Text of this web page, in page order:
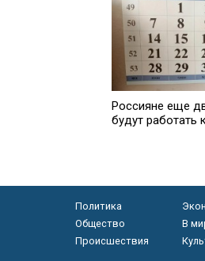
Россияне еще
будут работать
Политика
Общество
В
Происшествия